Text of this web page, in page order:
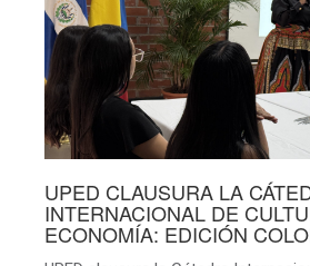
UPED CLAUSURA LA
INTERNACIONAL DE
ECONOMÍA: EDICIÓN